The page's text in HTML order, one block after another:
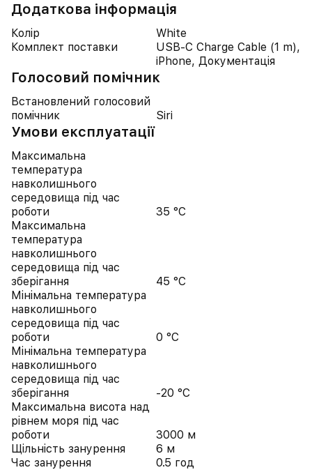
Додаткова інформація
Колір
White
Комплект поставки
USB-C Charge Cable (1 m),
iPhone, Документація
Голосовий помічник
Встановлений голосовий
помічник
Siri
Умови експлуатації
Максимальна
температура
навколишнього
середовища під час
роботи
35 °C
Максимальна
температура
навколишнього
середовища під час
зберігання
45 °C
Мінімальна температура
навколишнього
середовища під час
роботи
0 °C
Мінімальна температура
навколишнього
середовища під час
зберігання
-20 °C
Максимальна висота над
рівнем моря під час
роботи
3000 м
Щільність занурення
6 м
Час занурення
0.5 год